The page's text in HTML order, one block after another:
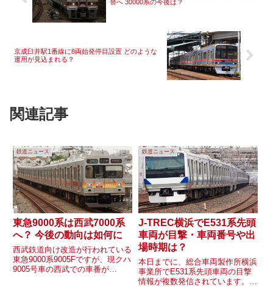
替へ 30000系の今後は？
京成臼井駅1番線に8両始発停目設置 どのような
運用が見込まれる？
関連記事
鉄道ニュース
東急9000系は西武7000系
へ？ 今後の動向は如何に
西武鉄道向け改造が行われている
東急9000系9005Fですが、現クハ
9005号車の西武での車番が
鉄道ニュース
J-TREC横浜でE531系先頭
車両が目撃・車両番号や出
場時期は？
本日までに、総合車両製作所横浜
事業所でE531系先頭車両の目撃
情報が複数発信されています。今